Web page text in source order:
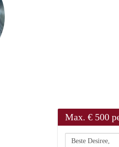
appartement in Amsterdam?
van een verhuurder van een huur
huren of kopen in Amsterdam?
Max. € 500